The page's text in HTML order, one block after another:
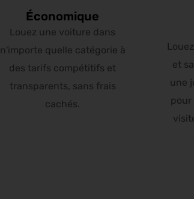
Économique
Louez une voiture dans
n'importe quelle catégorie à
des tarifs compétitifs et
transparents, sans frais
cachés.
et
une
pour